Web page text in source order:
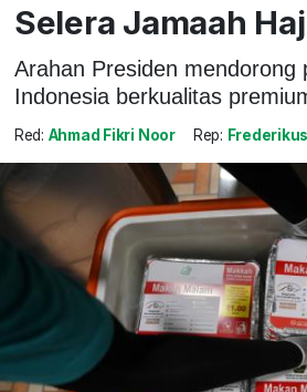
Selera Jamaah
Arahan Presiden mendorong
Indonesia berkualitas
Red: Ahmad Fikri Noor Rep: